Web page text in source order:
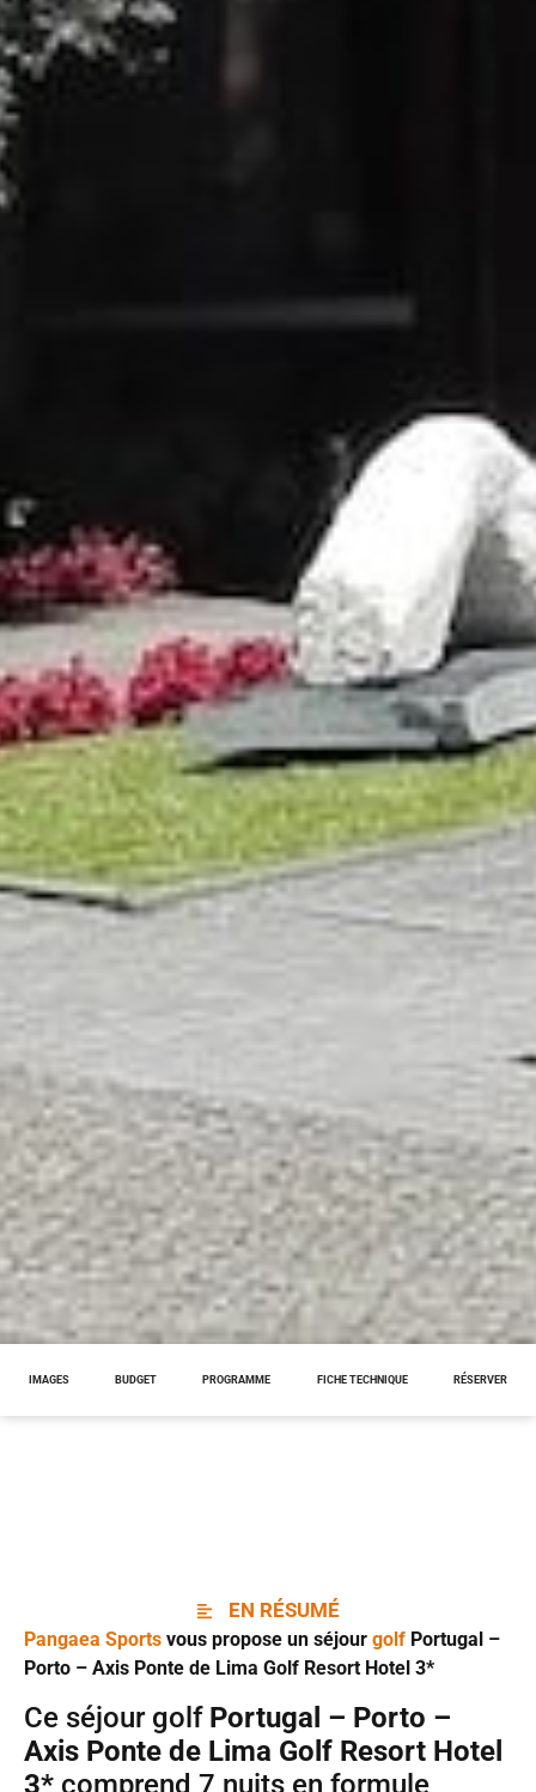
IMAGES BUDGET PROGRAMME FICHE TECHNIQUE RÉSERVER
EN RÉSUMÉ
Pangaea Sportsvous propose un séjour golfPortugal –
Porto – Axis Ponte de Lima Golf Resort Hotel 3*
Ce séjour golf Portugal – Porto –
Axis Ponte de Lima Golf Resort Hotel
3* comprend 7 nuits en formule